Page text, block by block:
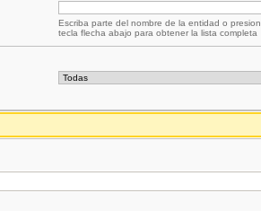
Escriba parte del nombre de la entidad o
tecla flecha abajo para obtener la lista completa